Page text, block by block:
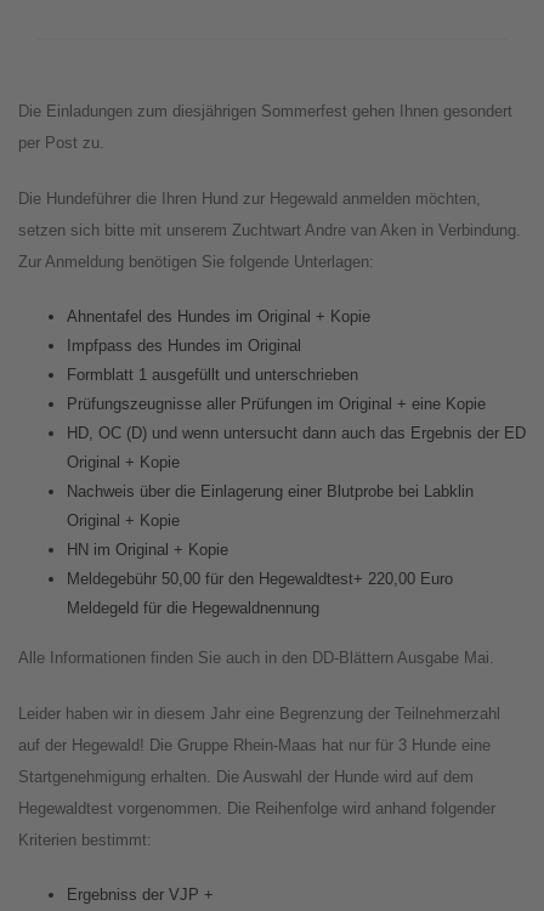
Die Einladungen zum diesjährigen Sommerfest gehen Ihnen gesondert
per Post zu.
Die Hundeführer die Ihren Hund zur Hegewald anmelden möchten,
setzen sich bitte mit unserem Zuchtwart Andre van Aken in Verbindung.
Zur Anmeldung benötigen Sie folgende Unterlagen:
Ahnentafel des Hundes im Original + Kopie
Impfpass des Hundes im Original
Formblatt 1 ausgefüllt und unterschrieben
Prüfungszeugnisse aller Prüfungen im Original + eine Kopie
HD, OC (D) und wenn untersucht dann auch das Ergebnis der ED
Original + Kopie
Nachweis über die Einlagerung einer Blutprobe bei Labklin
Original + Kopie
HN im Original + Kopie
Meldegebühr 50,00 für den Hegewaldtest+ 220,00 Euro
Meldegeld für die Hegewaldnennung
Alle Informationen finden Sie auch in den DD-Blättern Ausgabe Mai.
Leider haben wir in diesem Jahr eine Begrenzung der Teilnehmerzahl
auf der Hegewald! Die Gruppe Rhein-Maas hat nur für 3 Hunde eine
Startgenehmigung erhalten. Die Auswahl der Hunde wird auf dem
Hegewaldtest vorgenommen. Die Reihenfolge wird anhand folgender
Kriterien bestimmt:
Ergebniss der VJP +